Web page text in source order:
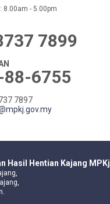
8.00am - 5.00pm
7899
6755
7897
Hasil Hentian Kajang MPKj